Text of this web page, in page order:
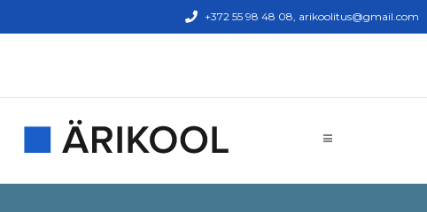
+372 55 98 48 08, arikoolitus@gmail.com